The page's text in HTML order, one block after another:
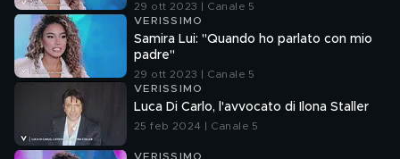
29 ott 2023 | Canale 5
VERISSIMO
Samira Lui: "Quando ho parlato con mio
padre"
29 ott 2023 | Canale 5
VERISSIMO
Luca Di Carlo, l'avvocato di Ilona Staller
25 feb 2024 | Canale 5
VERISSIMO